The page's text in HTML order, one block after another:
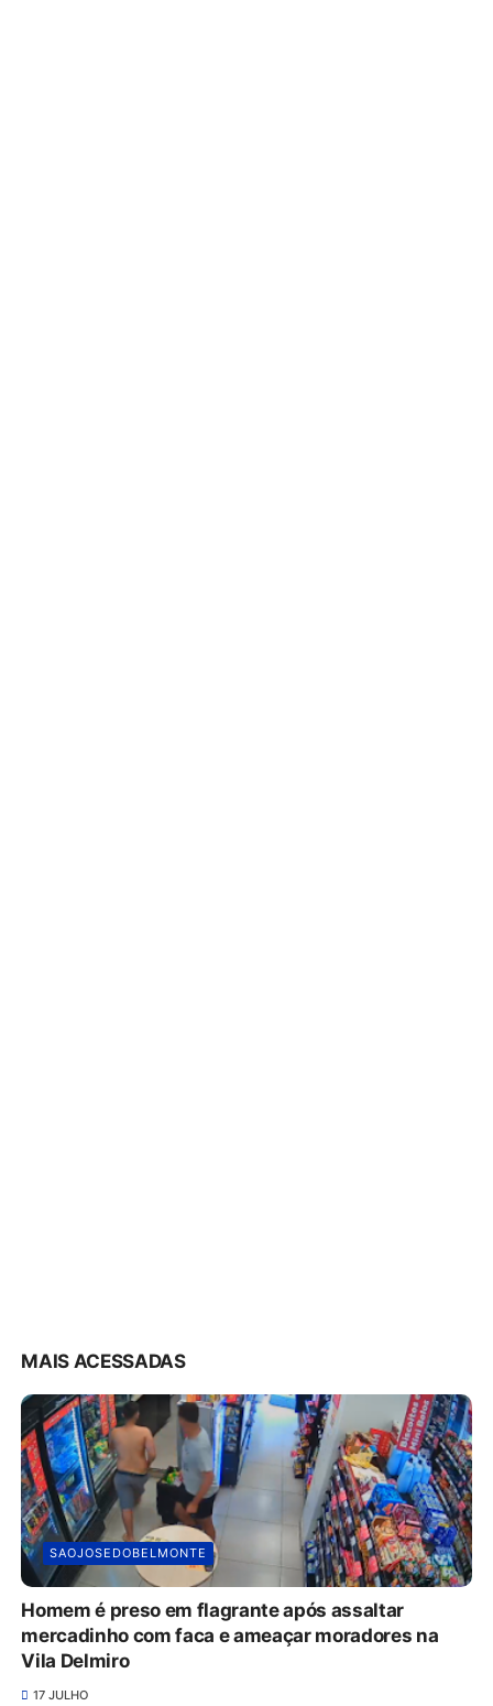
MAIS ACESSADAS
SAOJOSEDOBELMONTE
Homem é preso em flagrante após assaltar
mercadinho com faca e ameaçar moradores na
Vila Delmiro
17 JULHO